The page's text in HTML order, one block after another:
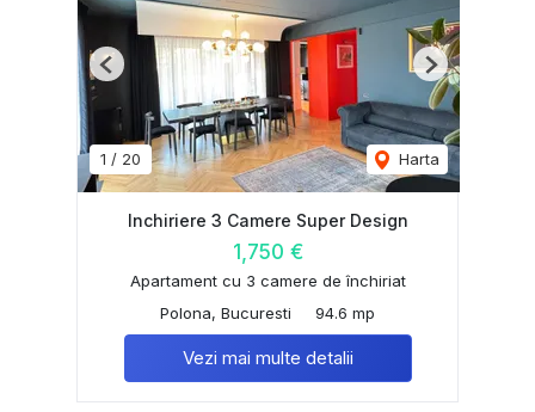
1 / 20 Harta
Previous Next
Inchiriere 3 Camere Super Design
1,750 €
Apartament cu 3 camere de închiriat
Polona, Bucuresti
94.6 mp
Vezi mai multe detalii